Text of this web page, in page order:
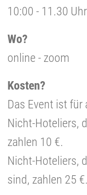
10:00 - 11.30 Uhr
Wo?
online - zoom
Kosten?
Das Event ist
Nicht-Hoteliers,
zahlen 10 €.
Nicht-Hoteliers,
sind, zahlen 25 €.